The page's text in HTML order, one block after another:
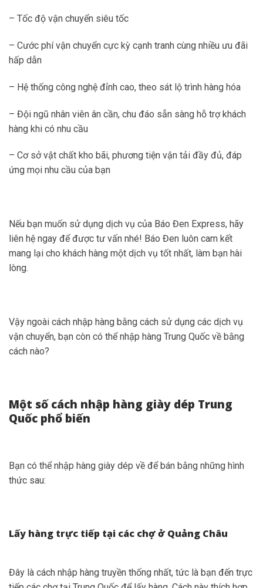
– Tốc độ vận chuyển siêu tốc
– Cước phí vận chuyển cực kỳ cạnh tranh cùng nhiều ưu đãi
hấp dẫn
– Hệ thống công nghệ đỉnh cao, theo sát lộ trình hàng hóa
– Đội ngũ nhân viên ân cần, chu đáo sẵn sàng hỗ trợ khách
hàng khi có nhu cầu
– Cơ sở vật chất kho bãi, phương tiện vận tải đầy đủ, đáp
ứng mọi nhu cầu của bạn
Nếu bạn muốn sử dụng dịch vụ của Báo Đen Express, hãy
liên hệ ngay để được tư vấn nhé! Báo Đen luôn cam kết
mang lại cho khách hàng một dịch vụ tốt nhất, làm bạn hài
lòng.
Vậy ngoài cách nhập hàng bằng cách sử dụng các dịch vụ
vận chuyển, bạn còn có thể nhập hàng Trung Quốc về bằng
cách nào?
Một số cách nhập hàng giày dép Trung
Quốc phổ biến
Bạn có thể nhập hàng giày dép về để bán bằng những hình
thức sau:
Lấy hàng trực tiếp tại các chợ ở Quảng Châu
Đây là cách nhập hàng truyền thống nhất, tức là bạn đến trực